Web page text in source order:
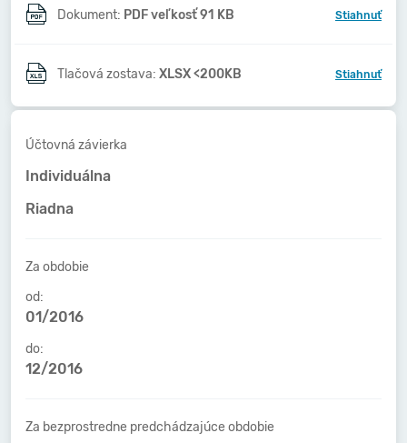
Dokument: PDF veľkosť 91 KB Stiahnuť
Tlačová zostava: XLSX <200KB Stiahnuť
Účtovná závierka
Individuálna
Riadna
Za obdobie
od:
01/2016
do:
12/2016
Za bezprostredne predchádzajúce obdobie